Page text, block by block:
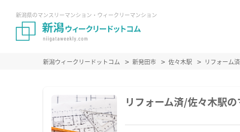
新潟県のマンスリーマンション・ウィークリーマンション
新潟ウィークリードットコム 新発田市 佐々木駅 リフォーム
リフォーム済/佐々木駅